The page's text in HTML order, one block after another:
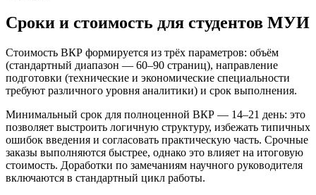
Сроки и стоимость для студентов МУИ
Стоимость ВКР формируется из трёх параметров: объём
(стандартный диапазон — 60–90 страниц), направление
подготовки (технические и экономические специальности
требуют различного уровня аналитики) и срок выполнения.
Минимальный срок для полноценной ВКР — 14–21 день: это
позволяет выстроить логичную структуру, избежать типичных
ошибок введения и согласовать практическую часть. Срочные
заказы выполняются быстрее, однако это влияет на итоговую
стоимость. Доработки по замечаниям научного руководителя
включаются в стандартный цикл работы.